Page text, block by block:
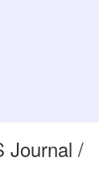
Journal /